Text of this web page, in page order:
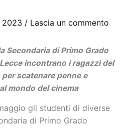
2023 / Lascia un commento
Secondaria di Primo Grado
incontrano i ragazzi del
scatenare penne e
mondo del cinema
gli studenti di diverse
di Primo Grado